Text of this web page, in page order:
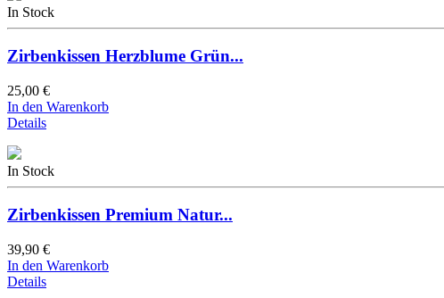
In Stock
Zirbenkissen Herzblume Grün...
25,00 €
In den Warenkorb
Details
In Stock
Zirbenkissen Premium Natur...
39,90 €
In den Warenkorb
Details